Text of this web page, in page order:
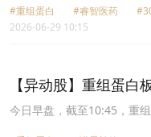
医疗(301087.CN)涨9.92%
9.17%报9.29元，诺思兰德
#重组蛋白 #睿智医药
2026-06-29 10:15
【异动股】重组蛋白
跌13.1%
今日早盘，截至10:45，重